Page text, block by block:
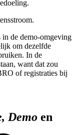
in de demo-omgeving
om dezelfde
In de
want dat zou
of registraties bij
Demo en